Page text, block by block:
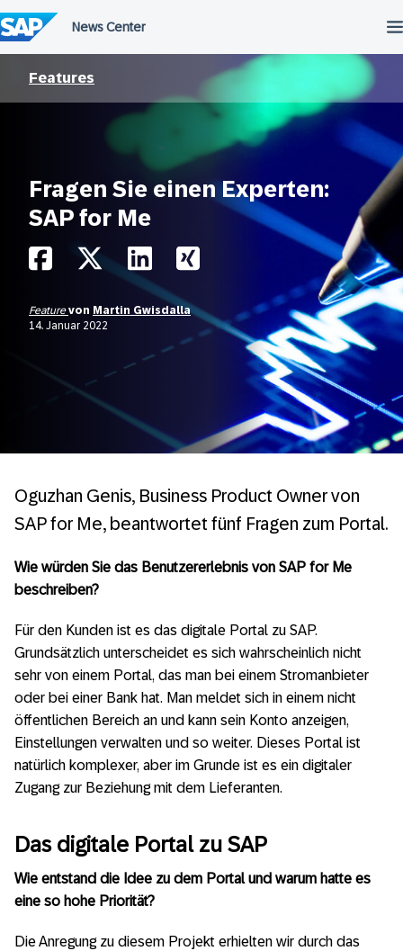
Features
Fragen Sie einen Experten:
SAP for Me
Featurevon Martin Gwisdalla
14. Januar 2022
Oguzhan Genis, Business Product Owner von
SAP for Me, beantwortet fünf Fragen zum Portal.
Wie würden Sie das Benutzererlebnis von SAP for Me
beschreiben?
Für den Kunden ist es das digitale Portal zu SAP.
Grundsätzlich unterscheidet es sich wahrscheinlich nicht
sehr von einem Portal, das man bei einem Stromanbieter
oder bei einer Bank hat. Man meldet sich in einem nicht
öffentlichen Bereich an und kann sein Konto anzeigen,
Einstellungen verwalten und so weiter. Dieses Portal ist
natürlich komplexer, aber im Grunde ist es ein digitaler
Zugang zur Beziehung mit dem Lieferanten.
Das digitale Portal zu SAP
Wie entstand die Idee zu dem Portal und warum hatte es
eine so hohe Priorität?
Die Anregung zu diesem Projekt erhielten wir durch das